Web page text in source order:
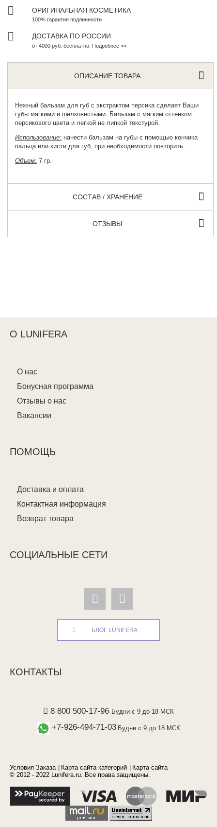
ОРИГИНАЛЬНАЯ КОСМЕТИКА
100% гарантия подлинности
ДОСТАВКА ПО РОССИИ
от 4000 руб. бесплатно. Подробнее >>
ОПИСАНИЕ ТОВАРА
Нежный бальзам для губ с экстрактом персика сделает Ваши
губы мягкими и шелковистыми. Бальзам с мягким оттенком
персикового цвета и легкой не липкой текстурой.
Использование: нанести бальзам на губы с помощью кончика
пальца или кисти для губ, при необходимости повторить.
Объем: 7 гр.
СОСТАВ / ХРАНЕНИЕ
ОТЗЫВЫ
О LUNIFERA
О нас
Бонусная программа
Отзывы о нас
Вакансии
ПОМОЩЬ
Доставка и оплата
Контактная информация
Возврат товара
СОЦИАЛЬНЫЕ СЕТИ
БЛОГ LUNIFERA
КОНТАКТЫ
8 800 500-17-96 Будни с 9 до 18 МСК
+7-926-494-71-03 Будни с 9 до 18 МСК
Условия Заказа Карта сайта категорий
Карта сайта
© 2012 - 2022 Lunifera.ru. Все права защищены.